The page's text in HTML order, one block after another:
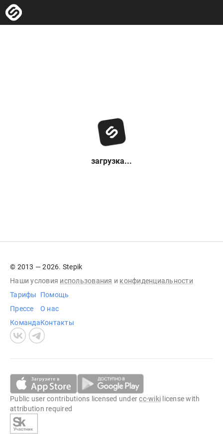
загрузка...
© 2013 — 2026. Stepik
Наши условия использования и конфиденциальности
Тарифы
Прессе
Команда
Помощь
О нас
Контакты
Public user contributions licensed undercc-wiki license with
attribution required